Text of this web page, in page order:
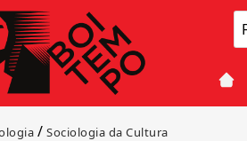
/ Sociologia da Cultura